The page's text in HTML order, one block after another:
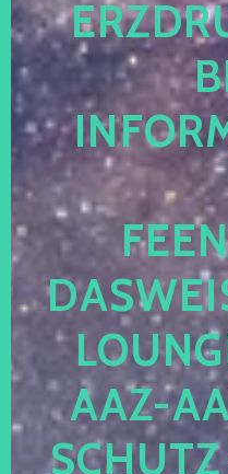
AZ-
CHUTZ